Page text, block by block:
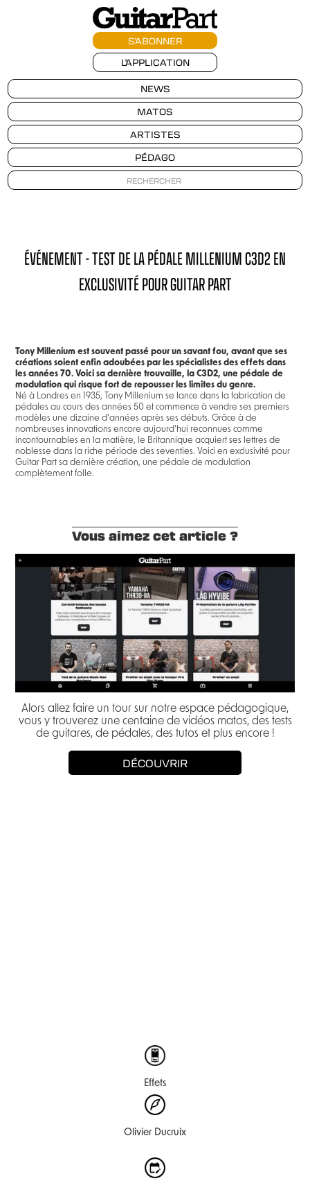
S'ABONNER
L'APPLICATION
NEWS
MATOS
ARTISTES
PÉDAGO
ÉVÉNEMENT - TEST DE LA PÉDALE MILLENIUM C3D2 EN
EXCLUSIVITÉ POUR GUITAR PART
Tony Millenium est souvent passé pour un savant fou, avant que ses
créations soient enfin adoubées par les spécialistes des effets dans
les années 70. Voici sa dernière trouvaille, la C3D2, une pédale de
modulation qui risque fort de repousser les limites du genre.
Né à Londres en 1935, Tony Millenium se lance dans la fabrication de
pédales au cours des années 50 et commence à vendre ses premiers
modèles une dizaine d'années après ses débuts. Grâce à de
nombreuses innovations encore aujourd'hui reconnues comme
incontournables en la matière, le Britannique acquiert ses lettres de
noblesse dans la riche période des seventies. Voici en exclusivité pour
Guitar Part sa dernière création, une pédale de modulation
complètement folle.
Vous aimez cet article ?
Alors allez faire un tour sur notre espace pédagogique,
vous y trouverez une centaine de vidéos matos, des tests
de guitares, de pédales, des tutos et plus encore !
DÉCOUVRIR
Effets
Olivier Ducruix